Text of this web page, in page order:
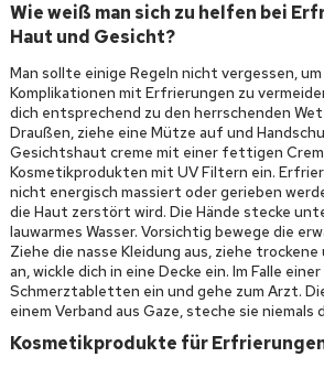
Wie weiß man sich zu helfen bei
Haut und Gesicht?
Man sollte einige Regeln nicht vergessen,
Komplikationen mit Erfrierungen zu
dich entsprechend zu den herrschenden
Draußen, ziehe eine Mütze auf und
Gesichtshaut creme mit einer fettigen
Kosmetikprodukten mit UV Filtern ein.
nicht energisch massiert oder gerieben
die Haut zerstört wird. Die Hände stecke
lauwarmes Wasser. Vorsichtig bewege die
Ziehe die nasse Kleidung aus, ziehe trockene
an, wickle dich in eine Decke ein. Im Falle
Schmerztabletten ein und gehe zum Arzt.
einem Verband aus Gaze, steche sie niemals
Kosmetikprodukte für